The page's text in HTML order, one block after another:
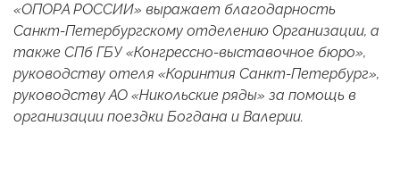
«ОПОРА РОССИИ» выражает благодарность
Санкт-Петербургскому отделению Организации, а
также СПб ГБУ «Конгрессно-выставочное бюро»,
руководству отеля «Коринтия Санкт-Петербург»,
руководству АО «Никольские ряды» за помощь в
организации поездки Богдана и Валерии.